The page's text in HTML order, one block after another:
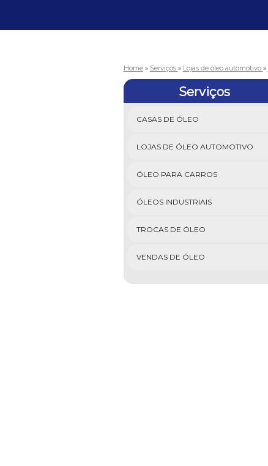
Home » Serviços » Lojas de óleo automotivo »
Serviços
CASAS DE ÓLEO
LOJAS DE ÓLEO AUTOMOTIVO
ÓLEO PARA CARROS
ÓLEOS INDUSTRIAIS
TROCAS DE ÓLEO
VENDAS DE ÓLEO